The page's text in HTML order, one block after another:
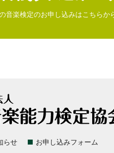
音楽検定のお申し込みはこちらか
らせ お申し込みフォーム